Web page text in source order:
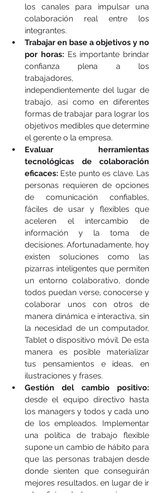
los canales para impulsar una
colaboración real entre los
integrantes.
Trabajar en base a objetivos y no
por horas: Es importante brindar
confianza plena a los
trabajadores,
independientemente del lugar de
trabajo, así como en diferentes
formas de trabajar para lograr los
objetivos medibles que determine
el gerente o la empresa.
Evaluar herramientas
tecnológicas de colaboración
eficaces: Este punto es clave. Las
personas requieren de opciones
de comunicación confiables,
fáciles de usar y flexibles que
aceleren el intercambio de
información y la toma de
decisiones. Afortunadamente, hoy
existen soluciones como las
pizarras inteligentes que permiten
un entorno colaborativo, donde
todos puedan verse, conocerse y
colaborar unos con otros de
manera dinámica e interactiva, sin
la necesidad de un computador,
Tablet o dispositivo móvil. De esta
manera es posible materializar
tus pensamientos e ideas, en
ilustraciones y frases.
Gestión del cambio positivo:
desde el equipo directivo hasta
los managers y todos y cada uno
de los empleados. Implementar
una política de trabajo flexible
supone un cambio de hábito para
que las personas trabajen desde
donde sienten que conseguirán
mejores resultados, en lugar de ir